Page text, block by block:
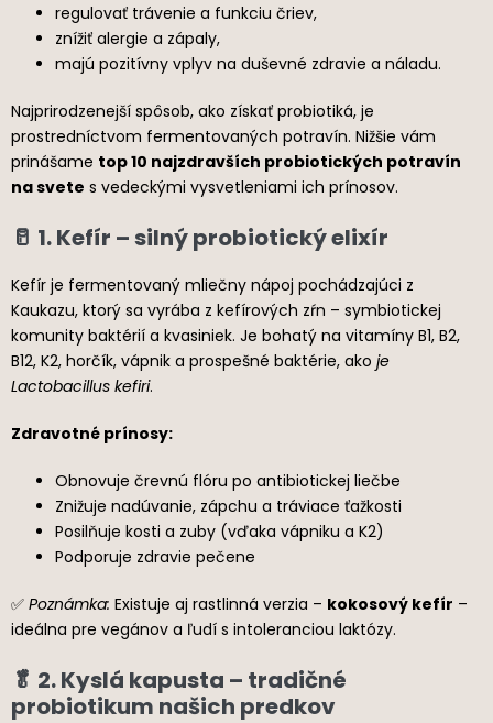
regulovať trávenie a funkciu čriev,
znížiť alergie a zápaly,
majú pozitívny vplyv na duševné zdravie a náladu.
Najprirodzenejší spôsob, ako získať probiotiká, je
prostredníctvom fermentovaných potravín. Nižšie vám
prinášame top 10 najzdravších probiotických potravín
na svete s vedeckými vysvetleniami ich prínosov.
🥛 1. Kefír – silný probiotický elixír
Kefír je fermentovaný mliečny nápoj pochádzajúci z
Kaukazu, ktorý sa vyrába z kefírových zŕn – symbiotickej
komunity baktérií a kvasiniek. Je bohatý na vitamíny B1, B2,
B12, K2, horčík, vápnik a prospešné baktérie, ako je
Lactobacillus kefiri.
Zdravotné prínosy:
Obnovuje črevnú flóru po antibiotickej liečbe
Znižuje nadúvanie, zápchu a tráviace ťažkosti
Posilňuje kosti a zuby (vďaka vápniku a K2)
Podporuje zdravie pečene
✅ Poznámka: Existuje aj rastlinná verzia – kokosový kefír –
ideálna pre vegánov a ľudí s intoleranciou laktózy.
🥬 2. Kyslá kapusta – tradičné
probiotikum našich predkov